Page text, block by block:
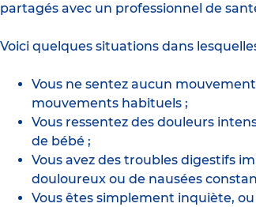
partagés avec un professionnel de
Voici quelques situations dans
Vous ne sentez aucun
mouvements habituels ;
Vous ressentez des douleurs
de bébé ;
Vous avez des troubles digestifs
douloureux ou de nausées
Vous êtes simplement inquiète,